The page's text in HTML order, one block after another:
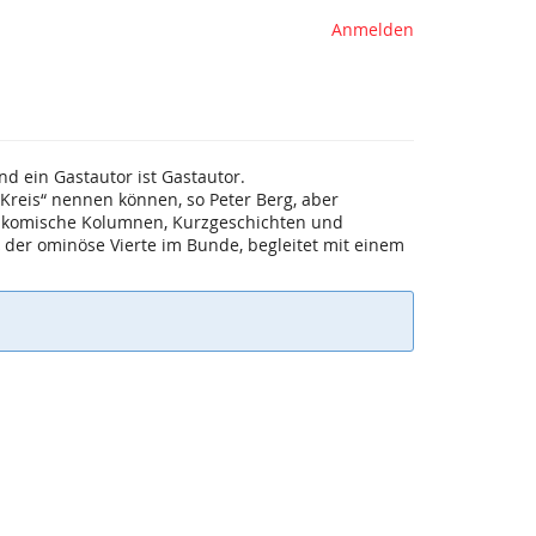
Anmelden
ein Gastautor ist Gastautor.
nennen können, so Peter Berg, aber
Kolumnen, Kurzgeschichten und
ominöse Vierte im Bunde, begleitet mit einem